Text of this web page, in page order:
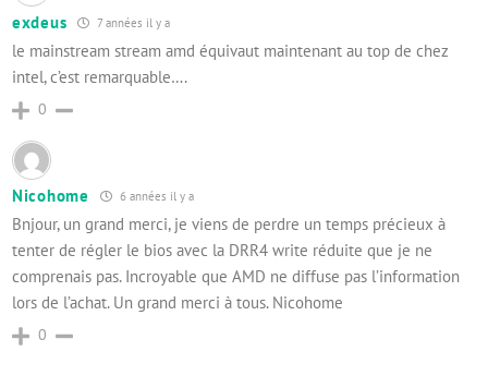
exdeus 7 années il y a
le mainstream stream amd équivaut maintenant au top de chez
intel, c’est remarquable….
0
Nicohome 6 années il y a
Bnjour, un grand merci, je viens de perdre un temps précieux à
tenter de régler le bios avec la DRR4 write réduite que je ne
comprenais pas. Incroyable que AMD ne diffuse pas l’information
lors de l’achat. Un grand merci à tous. Nicohome
0